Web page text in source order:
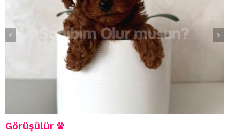
Görüşülür